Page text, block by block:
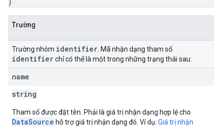
Trường
Trường nhóm identifier . Mã nhận dạng tham số.
identifierchỉ có thể là một trong những trạng thái sau:
name
string
Tham số được đặt tên. Phải là giá trị nhận dạng hợp lệ cho
DataSource hỗ trợ giá trị nhận dạng đó. Ví dụ: Giá trị nhận